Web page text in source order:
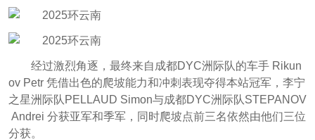
经过激烈角逐，最终来自成都DYC洲际队的车手 Rikun
ov Petr 凭借出色的爬坡能力和冲刺表现夺得本站冠军，李宁
之星洲际队PELLAUD Simon与成都DYC洲际队STEPANOV
Andrei 分获亚军和季军，同时爬坡点前三名依然由他们三位
分获。